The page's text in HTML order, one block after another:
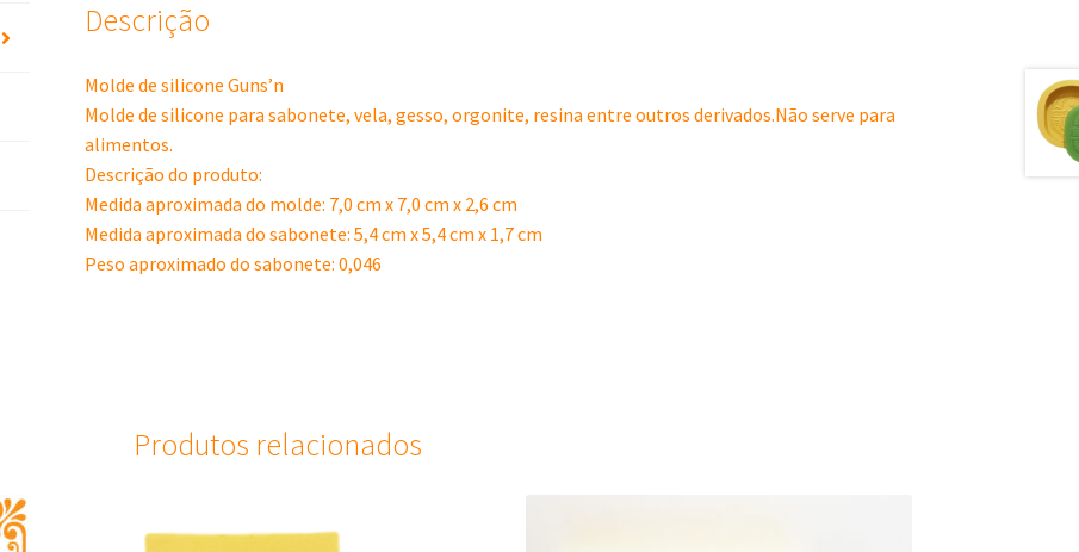
Descrição
Molde de silicone Guns’n
Molde de silicone para sabonete, vela, gesso, orgonite, resina entre outros derivados.Não serve para
alimentos.
Descrição do produto:
Medida aproximada do molde: 7,0 cm x 7,0 cm x 2,6 cm
Medida aproximada do sabonete: 5,4 cm x 5,4 cm x 1,7 cm
Peso aproximado do sabonete: 0,046
Produtos relacionados